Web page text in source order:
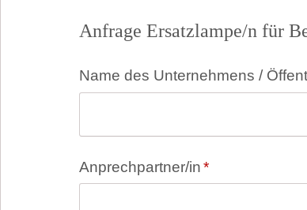
Anfrage Ersatzlampe/n für
Pflichtfeld
Name des Unternehmens /
Pflichtfeld
Anprechpartner/in*